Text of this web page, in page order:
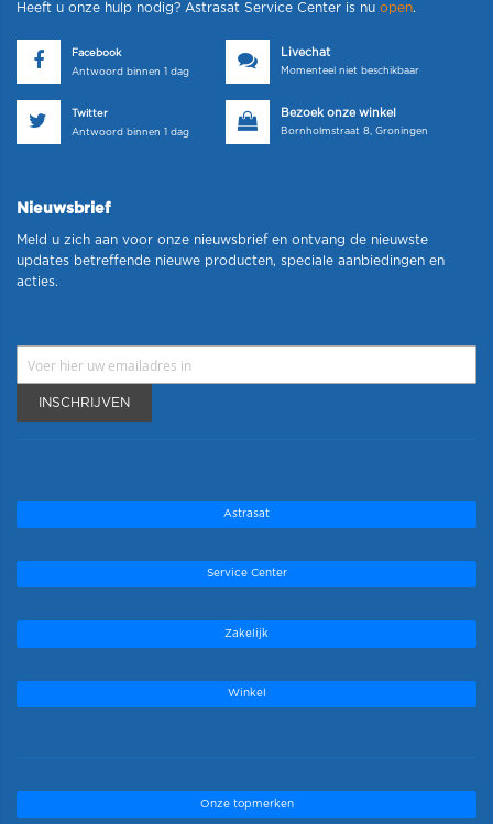
Heeft u onze hulp nodig? Astrasat Service Center is nu open.
Facebook
Antwoord binnen 1 dag
Livechat
Momenteel niet beschikbaar
Twitter
Antwoord binnen 1 dag
Bezoek onze winkel
Bornholmstraat 8, Groningen
Nieuwsbrief
Meld u zich aan voor onze nieuwsbrief en ontvang de nieuwste
updates betreffende nieuwe producten, speciale aanbiedingen en
acties.
INSCHRIJVEN
Astrasat
Service Center
Zakelijk
Winkel
Onze topmerken